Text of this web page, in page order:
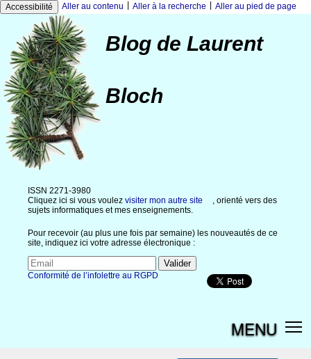
Accessibilité Aller au contenu Aller à la recherche Aller au pied de page
Blog de Laurent
Bloch
ISSN 2271-3980
Cliquez ici si vous voulez visiter mon autre site
, orienté vers des
sujets informatiques et mes enseignements.
Pour recevoir (au plus une fois par semaine) les nouveautés de ce
site, indiquez ici votre adresse électronique :
Conformité de l’infolettre au RGPD
MENU